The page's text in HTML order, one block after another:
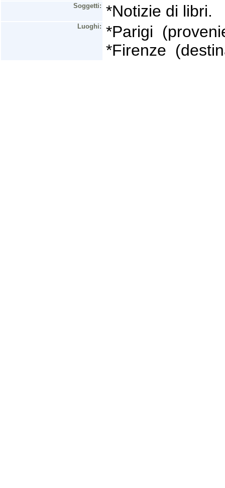
Soggetti: *Notizie di libri.
Luoghi:
*Parigi
*Firenze